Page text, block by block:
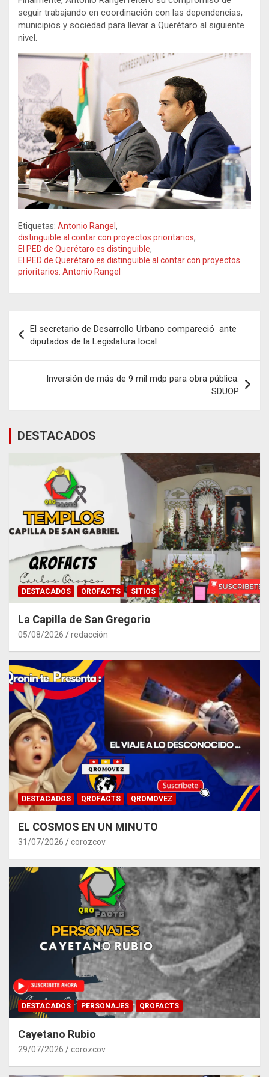
seguir trabajando en coordinación con las dependencias,
municipios y sociedad para llevar a Querétaro al siguiente
nivel.
Etiquetas: Antonio Rangel ,
distinguible al contar con proyectos prioritarios,
El PED de Querétaro es distinguible,
El PED de Querétaro es distinguible al contar con proyectos
prioritarios: Antonio Rangel
de
entradas
El secretario de Desarrollo Urbano compareció ante
diputados de la Legislatura local
Inversión de más de 9 mil mdp para obra pública:
SDUOP
DESTACADOS
DESTACADOS QROFACTS SITIOS
La Capilla de San Gregorio
05/08/2026 redacción
DESTACADOS QROFACTS QROMOVEZ
EL COSMOS EN UN MINUTO
31/07/2026 corozcov
DESTACADOS PERSONAJES QROFACTS
Cayetano Rubio
29/07/2026 corozcov